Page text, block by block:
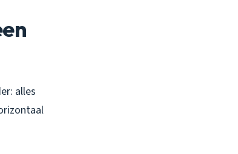
alles